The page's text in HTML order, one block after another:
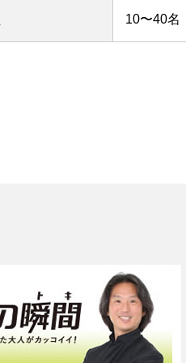
10〜40名